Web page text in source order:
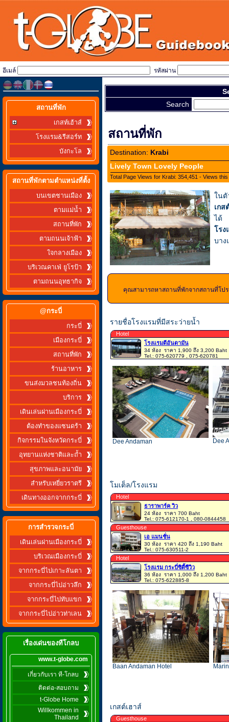
อีเมล์ รหัสผ่าน
สถานที่พัก
เกสท์เฮ้าส์
โรงแรม&รีสอร์ท
บังกะโล
สถานที่พักตามตำแหน่งที่ตั้ง
บนเขตชานเมือง
ตามแม่น้ำ
สถานที่พัก
ตามถนนเจ้าฟ้า
ใจกลางเมือง
บริเวณคาเฟ่ ยูโรป้า
ตามถนนอุทธากิจ
@กระบี่
กระบี่
เมืองกระบี่
สถานที่พัก
ร้านอาหาร
ขนส่งมวลชนท้องถิ่น
บริการ
เดินเล่นผ่านเมืองกระบี่
ต้องทำของแซนดร้า
กิจกรรมในจังหวัดกระบี่
อุทยานแห่งชาติและถ้ำ
สุขภาพและอนามัย
สำหรับเหยี่ยวราตรี
เดินทางออกจากกระบี่
การสำรวจกระบี่
เดินเล่นผ่านเมืองกระบี่
บริเวณเมืองกระบี่
จากกระบี่ไปเกาะลันตา
จากกระบี่ไปอ่าวลึก
จากกระบี่ไปทับแขก
จากกระบี่ไปอ่าวท่าเลน
เรื่องเด่นของทีโกลบ
www.t-globe.com
เกี่ยวกับเรา ที-โกลบ
ติดต่อ-สอบถาม
t-Globe Home
Willkommen in
Thailand
Search
สถานที่พัก
Destination: Krabi
Lively Town Lovely People
Total Page Views for Krabi: 354,451 - Views
ในตั
เกส
ได้
โรง
บาง
คุณสามารถหาสถานที่พักจากสถานที่โป
รายชื่อโรงแรมที่มีสระว่ายน้ำ
Hotel
โรงแรมดีอันดามัน
34 ห้อง ราคา 1,900 ถึง 3,200 Baht
Tel.: 075-620779 , 075-620781
Dee Andaman Dee
โมเต็ล/โรงแรม
Hotel
ธาราพาร์ค วิว
24 ห้อง ราคา 700 Baht
Tel.: 075-612170-1 , 080-0844458
Guesthouse
เอ แมนชั่น
30 ห้อง ราคา 420 ถึง 1,190 Baht
Tel.: 075-630511-2
Hotel
โรงแรม กระบี่ซิตี้ซีวิว
36 ห้อง ราคา 1,000 ถึง 1,200 Baht
Tel.: 075-622885-8
Baan Andaman Hotel
เกสต์เฮาส์
Guesthouse